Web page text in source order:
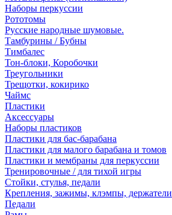
Наборы перкуссии
Рототомы
Русские народные шумовые.
Тамбурины / Бубны
Тимбалес
Тон-блоки, Коробочки
Треугольники
Трещотки, кокирико
Чаймс
Пластики
Аксессуары
Наборы пластиков
Пластики для бас-барабана
Пластики для малого барабана и томов
Пластики и мембраны для перкуссии
Тренировочные / для тихой игры
Стойки, стулья, педали
Крепления, зажимы, клэмпы, держатели
Педали